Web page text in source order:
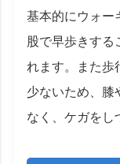
基本的にウォー
股で早歩きする
れます。また歩
少ないため、膝
なく、ケガをし